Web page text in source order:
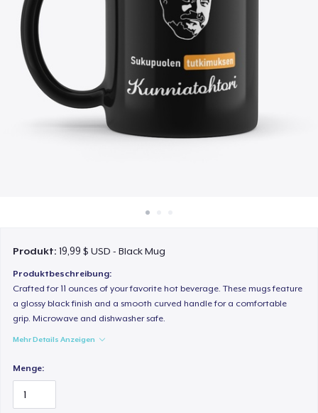
Überall verkaufen
Etwas verkaufen
Produkt:19,99 $ USD - Black Mug
Produktbeschreibung:
Crafted for 11 ounces of your favorite hot beverage. These mugs feature
a glossy black finish and a smooth curved handle for a comfortable
grip. Microwave and dishwasher safe.
Mehr Details Anzeigen
Menge: